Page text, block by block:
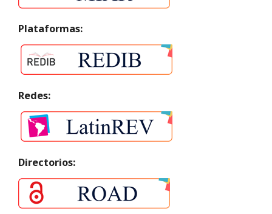
Plataformas:
Redes:
Directorios: